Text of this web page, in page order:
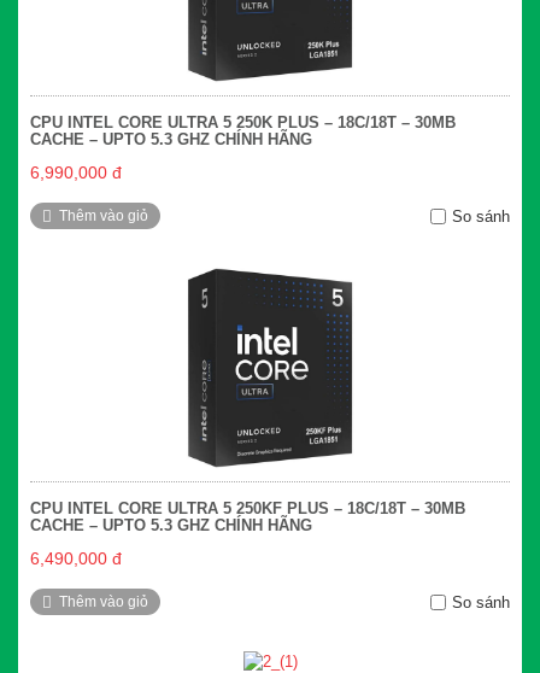
CPU INTEL CORE ULTRA 5 250K PLUS – 18C/18T – 30MB
CACHE – UPTO 5.3 GHZ CHÍNH HÃNG
6,990,000 đ
Thêm vào giỏ So sánh
CPU INTEL CORE ULTRA 5 250KF PLUS – 18C/18T – 30MB
CACHE – UPTO 5.3 GHZ CHÍNH HÃNG
6,490,000 đ
Thêm vào giỏ So sánh